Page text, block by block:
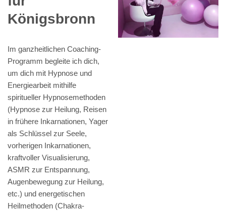
Königsbronn
Im ganzheitlichen Coaching-
Programm begleite ich dich,
um dich mit Hypnose und
Energiearbeit mithilfe
spiritueller Hypnosemethoden
(Hypnose zur Heilung, Reisen
in frühere Inkarnationen, Yager
als Schlüssel zur Seele,
vorherigen Inkarnationen,
kraftvoller Visualisierung,
ASMR zur Entspannung,
Augenbewegung zur Heilung,
etc.) und energetischen
Heilmethoden (Chakra-